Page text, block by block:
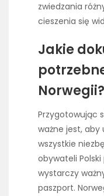
zwiedzania
cieszenia się
Jakie
Norwegii?
Przygotowując
ważne jest, aby
wszystkie
obywateli
wystarczy
paszport.